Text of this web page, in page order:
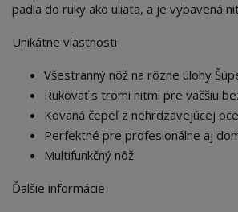
padla do ruky ako uliata, a je vybavená
Unikátne vlastnosti
Všestranný nôž na rôzne úlohy
Rukoväť s tromi nitmi pre väčšiu
Kovaná čepeľ z nehrdzavejúcej
Perfektné pre profesionálne aj
Multifunkčný nôž
Ďalšie informácie